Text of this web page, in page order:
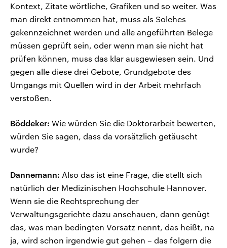
Kontext, Zitate wörtliche, Grafiken und so weiter. Was
man direkt entnommen hat, muss als Solches
gekennzeichnet werden und alle angeführten Belege
müssen geprüft sein, oder wenn man sie nicht hat
prüfen können, muss das klar ausgewiesen sein. Und
gegen alle diese drei Gebote, Grundgebote des
Umgangs mit Quellen wird in der Arbeit mehrfach
verstoßen.
Böddeker: Wie würden Sie die Doktorarbeit bewerten,
würden Sie sagen, dass da vorsätzlich getäuscht
wurde?
Dannemann: Also das ist eine Frage, die stellt sich
natürlich der Medizinischen Hochschule Hannover.
Wenn sie die Rechtsprechung der
Verwaltungsgerichte dazu anschauen, dann genügt
das, was man bedingten Vorsatz nennt, das heißt, na
ja, wird schon irgendwie gut gehen – das folgern die